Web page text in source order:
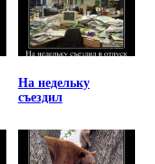
На недельку
съездил